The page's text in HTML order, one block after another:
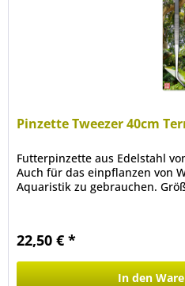
Pinzette Tweezer 40cm
Futterpinzette aus Edelstahl
Auch für das einpflanzen von
Aquaristik zu gebrauchen.
22,50 € *
In den